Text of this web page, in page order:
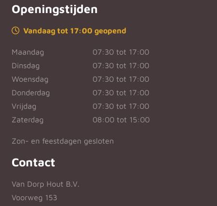
Openingstijden
Vandaag tot 17:00 geopend
Maandag
07:30 tot 17:00
Dinsdag
07:30 tot 17:00
Woensdag
07:30 tot 17:00
Donderdag
07:30 tot 17:00
Vrijdag
07:30 tot 17:00
Zaterdag
08:00 tot 15:00
Zon- en feestdagen gesloten
Contact
Van Dorp Hout B.V.
Voorweg 153